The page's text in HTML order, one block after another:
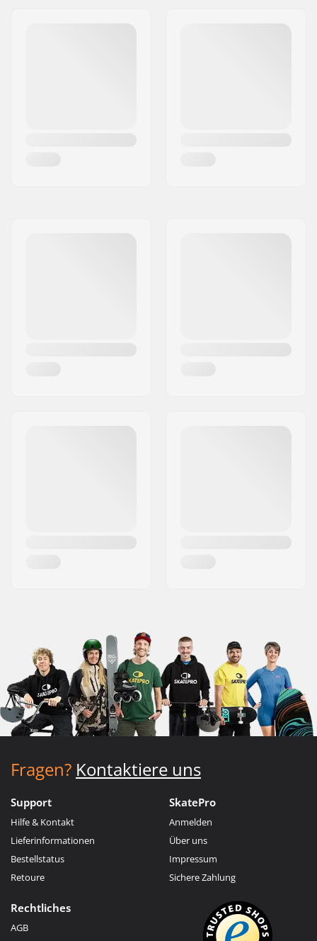
Fragen? Kontaktiere uns
Support
Hilfe & Kontakt
Lieferinformationen
Bestellstatus
Retoure
SkatePro
Anmelden
Über uns
Impressum
Sichere Zahlung
Rechtliches
AGB